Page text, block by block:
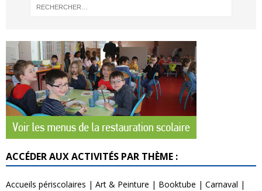
ACCÉDER AUX ACTIVITÉS PAR THÈME :
Accueils périscolaires | Art & Peinture | Booktube | Carnaval |